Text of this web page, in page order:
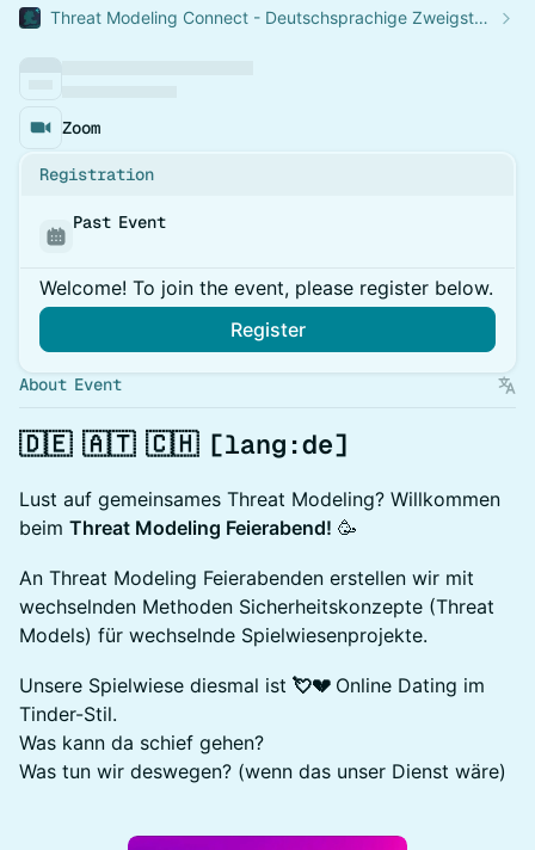
Threat Modeling Connect - Deutschsprachige Zweigstelle
Zoom
Registration
Past Event
Welcome! To join the event, please register below.
Register
About Event
​🇩🇪 🇦🇹 🇨🇭 [lang:de]
Lust auf gemeinsames Threat Modeling? Willkommen
beim Threat Modeling Feierabend! 🥳
An Threat Modeling Feierabenden erstellen wir mit
wechselnden Methoden Sicherheitskonzepte (Threat
Models) für wechselnde Spielwiesenprojekte.
Unsere Spielwiese diesmal ist 💘💔 Online Dating im
Tinder-Stil.
Was kann da schief gehen?
Was tun wir deswegen? (wenn das unser Dienst wäre)